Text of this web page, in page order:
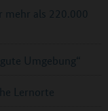
mehr als 220.000
Umgebung“
Lernorte